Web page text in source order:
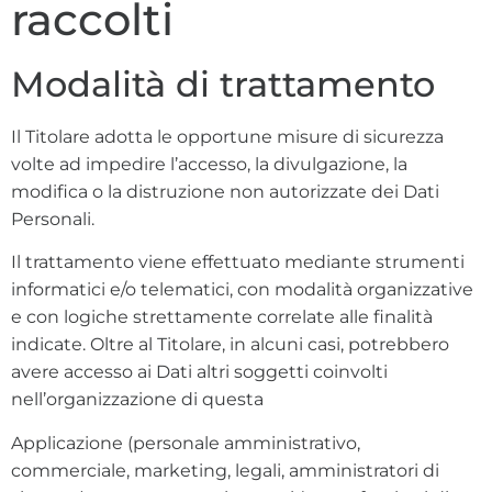
raccolti
Modalità di trattamento
Il Titolare adotta le opportune misure di sicurezza
volte ad impedire l’accesso, la divulgazione, la
modifica o la distruzione non autorizzate dei Dati
Personali.
Il trattamento viene effettuato mediante strumenti
informatici e/o telematici, con modalità organizzative
e con logiche strettamente correlate alle finalità
indicate. Oltre al Titolare, in alcuni casi, potrebbero
avere accesso ai Dati altri soggetti coinvolti
nell’organizzazione di questa
Applicazione (personale amministrativo,
commerciale, marketing, legali, amministratori di